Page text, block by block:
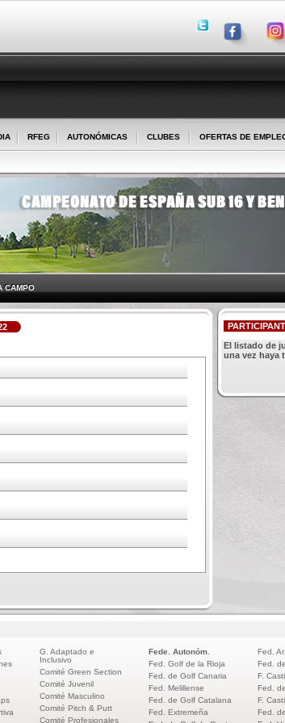
RFEG AUTONÓMICAS CLUBES OFERTAS DE
CAMPO
El listado de
una vez haya
G. Adaptado e
Inclusivo
Comité Green Section
Comité Juvenil
Comité Masculino
Comité Pitch & Putt
Comité Profesionales
Fede. Autonóm.
Fed. Golf de la Rioja
Fed. de Golf Canaria
Fed. Melillense
Fed. de Golf Catalana
Fed. Extremeña
Fed.
Fed.
F.
Fed.
F.
Fed.